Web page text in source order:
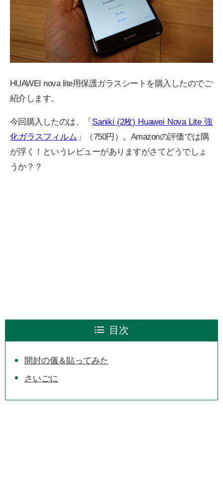
HUAWEI nova lite用保護ガラスシートを購入したのでご
紹介します。
今回購入したのは、「 Saniki (2枚) Huawei Nova Lite 強
化ガラスフィルム 」（750円）。Amazonの評価では隅
が浮く！というレビューがありますがさてどうでしょ
うか？？
目次
開封の儀＆貼ってみた
さいごに